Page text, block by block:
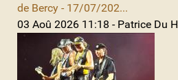
de Bercy - 17/07/202...
03 Aoû 2026 11:18 - Patrice Du